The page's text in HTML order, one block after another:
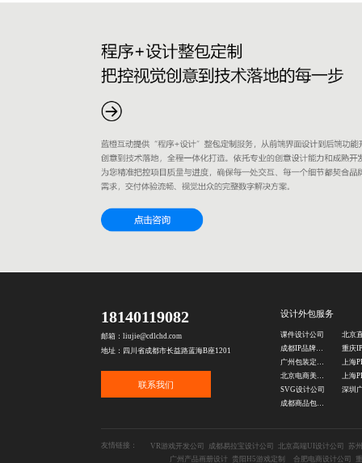
18140119082
邮箱：liujie@cdlchd.com
地址：四川省成都市长益路蓝海B座1201
联系我们
设计外包服务
课件设计公司
成都IP品牌全案设计
广州包装定制设计公司
北京电商美工外包公司
SVG设计公司
成都商品包装设计公司
友情链接： VR游戏开发公司 成都易拉宝设计公司 北京高端UI设计公司
苏
广州产品画册设计
贵阳H5游戏定制 合肥电商设计公司